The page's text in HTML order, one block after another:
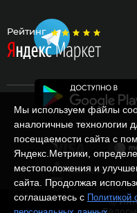
Рейтинг
Мы используем файлы
аналогичные технологии
посещаемости сайта с
Яндекс.Метрики,
местоположения и
сайта. Продолжая
соглашаетесь с Политикой
Ⓒ